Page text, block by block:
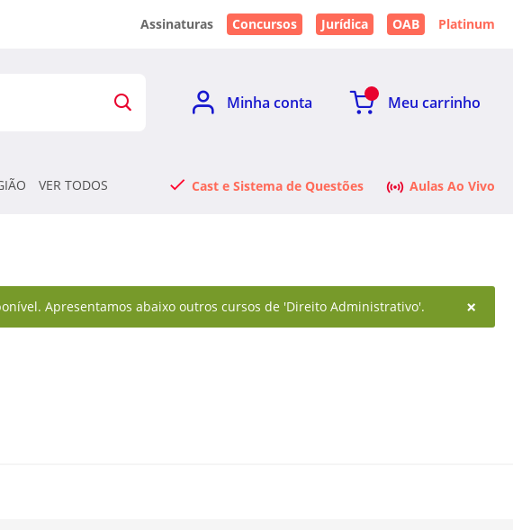
Assinaturas Concursos Jurídica OAB Platinum
Minha conta Meu carrinho
VER TODOS Cast e Sistema de Questões Aulas Ao Vivo
Apresentamos abaixo outros cursos de 'Direito Administrativo'. ×